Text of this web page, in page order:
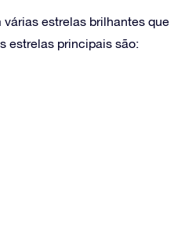
estrelas brilhantes que
estrelas principais são: